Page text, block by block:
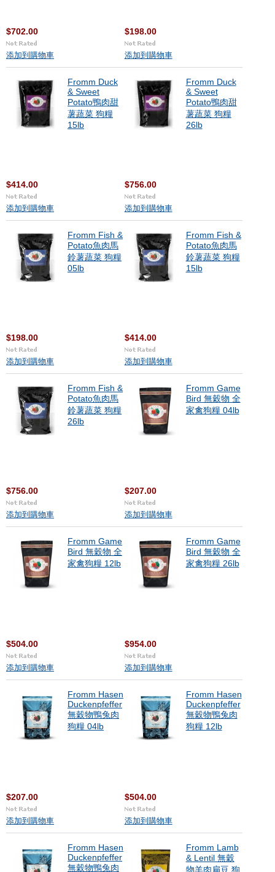
$702.00
添加到購物車
$198.00
添加到購物車
Fromm Duck
& Sweet
Potato鴨肉甜
薯蔬菜 狗糧
15lb
$414.00
添加到購物車
Fromm Duck
& Sweet
Potato鴨肉甜
薯蔬菜 狗糧
26lb
$756.00
添加到購物車
Fromm Fish &
Potato魚肉馬
鈴薯蔬菜 狗糧
05lb
$198.00
添加到購物車
Fromm Fish &
Potato魚肉馬
鈴薯蔬菜 狗糧
15lb
$414.00
添加到購物車
Fromm Fish &
Potato魚肉馬
鈴薯蔬菜 狗糧
26lb
$756.00
添加到購物車
Fromm Game
Bird 無穀物 全
家禽狗糧 04lb
$207.00
添加到購物車
Fromm Game
Bird 無穀物 全
家禽狗糧 12lb
$504.00
添加到購物車
Fromm Game
Bird 無穀物 全
家禽狗糧 26lb
$954.00
添加到購物車
Fromm Hasen
Duckenpfeffer
無穀物鴨兔肉
狗糧 04lb
$207.00
添加到購物車
Fromm Hasen
Duckenpfeffer
無穀物鴨兔肉
狗糧 12lb
$504.00
添加到購物車
Fromm Hasen
Duckenpfeffer
無穀物鴨兔肉
Fromm Lamb
& Lentil 無穀
物羊肉扁豆 狗